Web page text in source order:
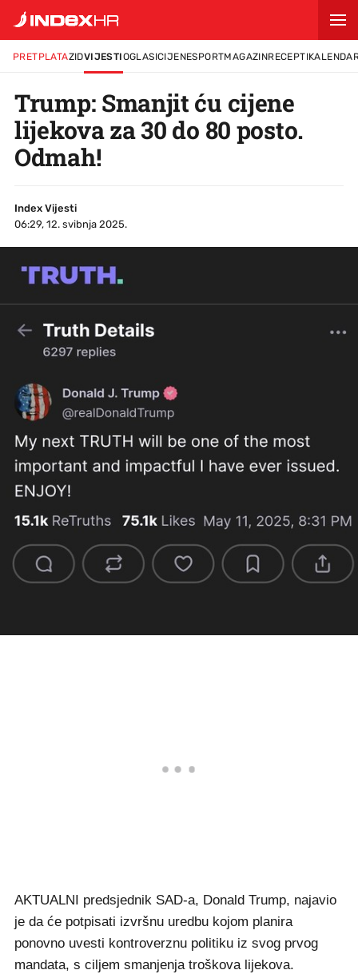
PRETPLATAZIDVIJESTIOGLASICIJENESPORTMAGAZINRECEPTI
Trump: Smanjit ću cijene
lijekova za 30 do 80 posto.
Odmah!
Index Vijesti
06:29, 12. svibnja 2025.
AKTUALNI predsjednik SAD-a, Donald Trump, najavio
je da će potpisati izvršnu uredbu kojom planira
ponovno uvesti kontroverznu politiku iz svog prvog
mandata, s ciljem smanjenja troškova lijekova.